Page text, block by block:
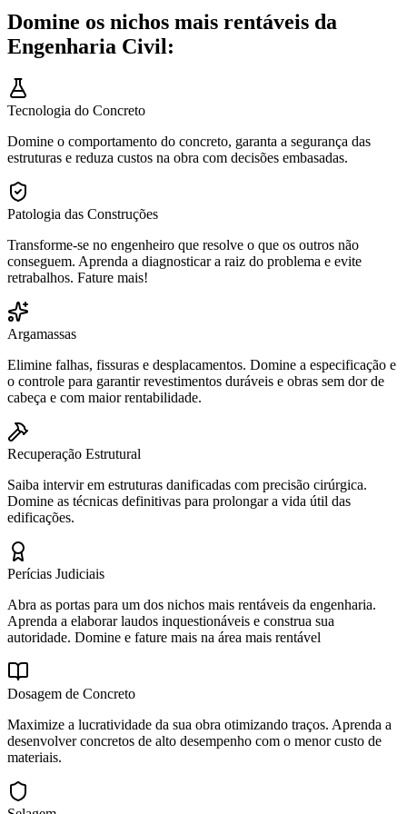
Domine os nichos mais rentáveis da
Engenharia Civil:
Tecnologia do Concreto
Domine o comportamento do concreto, garanta a segurança das
estruturas e reduza custos na obra com decisões embasadas.
Patologia das Construções
Transforme-se no engenheiro que resolve o que os outros não
conseguem. Aprenda a diagnosticar a raiz do problema e evite
retrabalhos. Fature mais!
Argamassas
Elimine falhas, fissuras e desplacamentos. Domine a especificação e
o controle para garantir revestimentos duráveis e obras sem dor de
cabeça e com maior rentabilidade.
Recuperação Estrutural
Saiba intervir em estruturas danificadas com precisão cirúrgica.
Domine as técnicas definitivas para prolongar a vida útil das
edificações.
Perícias Judiciais
Abra as portas para um dos nichos mais rentáveis da engenharia.
Aprenda a elaborar laudos inquestionáveis e construa sua
autoridade. Domine e fature mais na área mais rentável
Dosagem de Concreto
Maximize a lucratividade da sua obra otimizando traços. Aprenda a
desenvolver concretos de alto desempenho com o menor custo de
materiais.